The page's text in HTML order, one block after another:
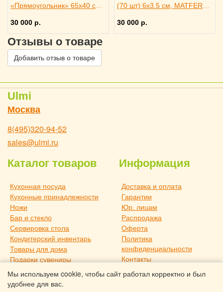
Мы используем cookie, чтобы сайт работал корректно и был
удобнее для вас.
«Прямоугольник» 65х40 см,
30 000 р.
(70 шт) 6х3.5 см, MATFER
30 000 р.
Отзывы о товаре
Добавить отзыв о товаре
Ulmi
Москва
8(495)320-94-52
sales@ulmi.ru
Каталог товаров
Кухонная посуда
Кухонные принадлежности
Ножи
Бар и стекло
Сервировка стола
Кондитерский инвентарь
Товары для дома
Подарки сувениры
Дача и отдых
Новое поступление
Информация
Доставка и оплата
Гарантии
Юр. лицам
Распродажа
Оферта
Политика
конфиденциальности
Контакты
О компании
Статьи